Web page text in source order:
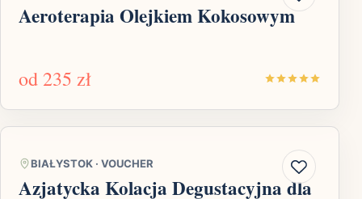
Aeroterapia Olejkiem Kokosowym
od 235 zł
BIAŁYSTOK · VOUCHER
Azjatycka Kolacja Degustacyjna dla